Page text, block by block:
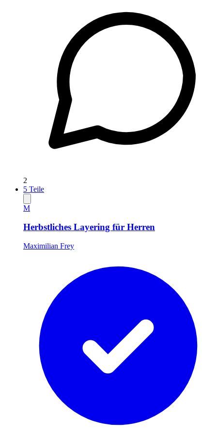
2
5 Teile
M
Herbstliches Layering für Herren
Maximilian Frey